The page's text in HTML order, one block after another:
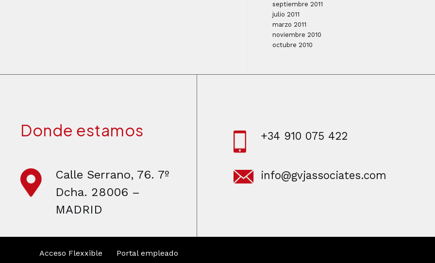
septiembre 2011
julio 2011
marzo 2011
noviembre 2010
octubre 2010
Donde estamos
Calle Serrano, 76. 7º
Dcha. 28006 –
MADRID
+34 910 075 422
info@gvjassociates.com
Acceso Flexxible Portal empleado